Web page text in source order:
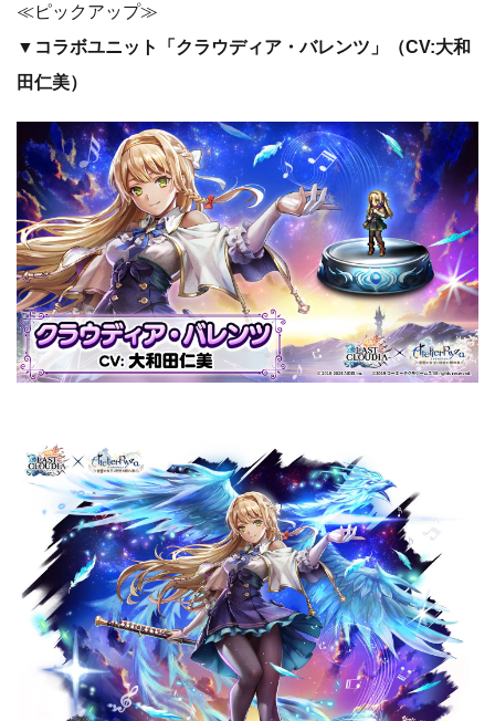
≪ピックアップ≫
▼コラボユニット「クラウディア・バレンツ」（CV:大和
田仁美）